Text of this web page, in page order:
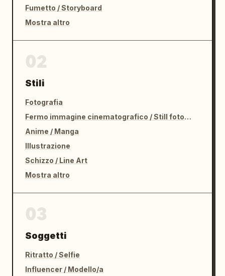
Fumetto / Storyboard
Mostra altro
Stili
Fotografia
Fermo immagine cinematografico / Still fotografico
Anime / Manga
Illustrazione
Schizzo / Line Art
Mostra altro
Soggetti
Ritratto / Selfie
Influencer / Modello/a